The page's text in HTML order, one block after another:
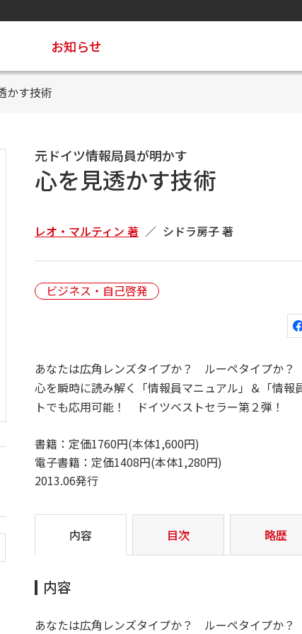
お知らせ
かす技術
元ドイツ情報局員が明かす
心を見透かす技術
レオ・マルティン 著 シドラ房子 著
ビジネス・自己啓発
あなたは広角レンズタイプか？ ルーペタイプか
心を瞬時に読み解く「情報員マニュアル」＆「情
トでも応用可能！ ドイツベストセラー第２弾！
書籍：定価1760円(本体1,600円)
電子書籍：定価1408円(本体1,280円)
2013.06発行
内容 目次 略歴
内容
あなたは広角レンズタイプか？ ルーペタイプか？